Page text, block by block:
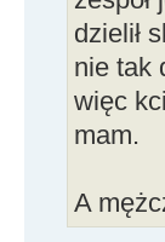
dzielił
nie tak
więc
mam.
A